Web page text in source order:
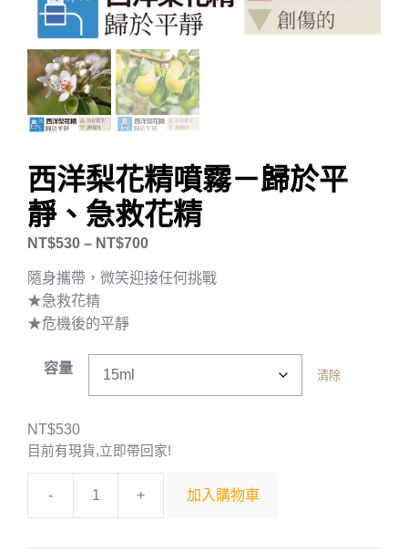
西洋梨花精噴霧－歸於平
靜、急救花精
NT$530 – NT$700
隨身攜帶，微笑迎接任何挑戰
★急救花精
★危機後的平靜
容量 清除
NT$530
目前有現貨,立即帶回家!
- + 加入購物車